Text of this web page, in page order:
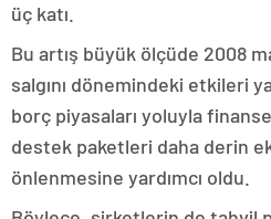
üç katı.
Bu artış büyük ölçüde 2008
salgını dönemindeki etkileri
borç piyasaları yoluyla
destek paketleri daha derin
önlenmesine yardımcı oldu.